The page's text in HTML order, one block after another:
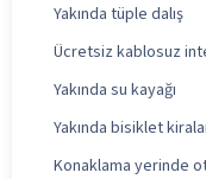
Yakında tüple dalış
Ücretsiz kablosuz
Yakında su kayağı
Yakında bisiklet
Konaklama yerinde